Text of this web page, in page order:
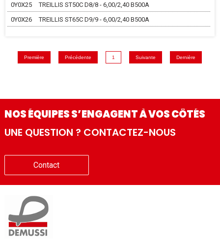
0Y0X25
TREILLIS ST50C D8/8 - 6,00/2,40 B500A
0Y0X26
TREILLIS ST65C D9/9 - 6,00/2,40 B500A
Première Précédente 1 Suivante Dernière
NOS ÉQUIPES S’ENGAGENT À VOS CÔTÉS
UNE QUESTION ? CONTACTEZ-NOUS
Contact